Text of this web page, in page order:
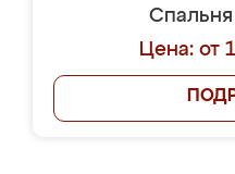
Цена: от